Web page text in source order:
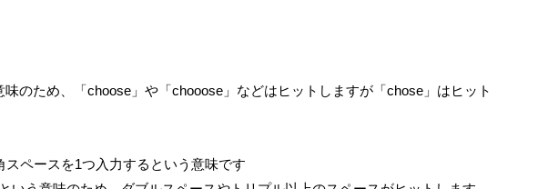
のため、「choose」や「chooose」などはヒットしますが「chose」はヒット
ペースを1つ入力するという意味です